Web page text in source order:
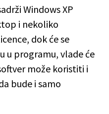
Windows XP
i nekoliko
dok će se
u programu, vlade će
može koristiti i
bude i samo